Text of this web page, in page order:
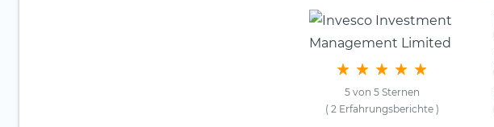
5 von 5 Sternen
( 2 Erfahrungsberichte )